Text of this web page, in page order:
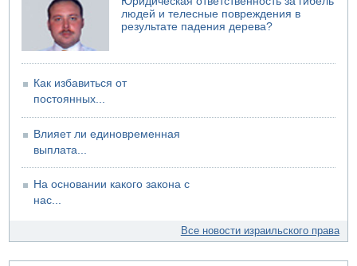
людей и телесные повреждения в
результате падения дерева?
Как избавиться от
постоянных...
Влияет ли единовременная
выплата...
На основании какого закона с
нас...
Все новости израильского права